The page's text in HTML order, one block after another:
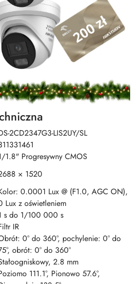
2CD2347G3-LIS2UY/SL
1.8" Progresywny CMOS
× 1520
0.0001 Lux @ (F1.0, AGC ON),
Lux z oświetleniem
s do 1/100 000 s
IR
0° do 360°, pochylenie: 0° do
obrót: 0° do 360°
2.8 mm
111.1°, Pionowo 57.6°,